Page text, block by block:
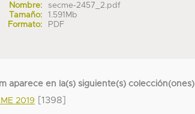
Nombre:
secme-2457_2.pdf
Tamaño:
1.591Mb
Formato:
PDF
aparece en la(s) siguiente(s) colección(ones)
2019
[1398]